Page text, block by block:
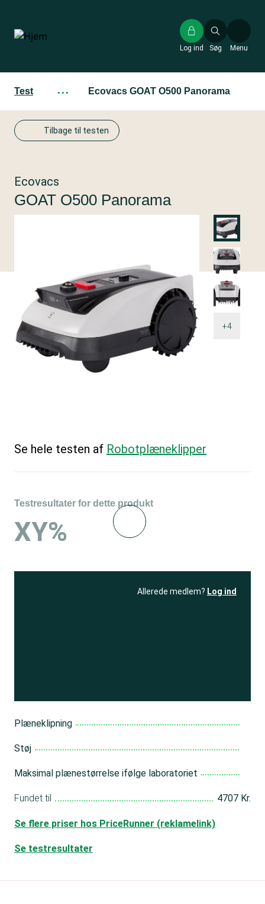
hovedindhold
Søg
Log ind Menu
Test ··· Ecovacs GOAT O500 Panorama
Tilbage til testen
+4
Ecovacs
GOAT O500 Panorama
Se hele testen af Robotplæneklipper
Testresultater for dette produkt
XY%
Allerede medlem? Log ind
Plæneklipning
Støj
Maksimal plænestørrelse ifølge laboratoriet
Fundet til 4707 Kr.
Se flere priser hos PriceRunner (reklamelink)
Se testresultater